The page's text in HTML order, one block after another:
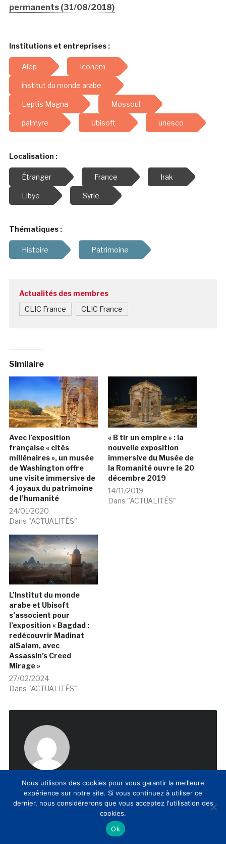
permanents (31/08/2018)
Institutions et entreprises :
Alep Iconem
institut du monde arabe
Leptis Magna Mossoul
palmyre Ubisoft unesco
Localisation :
Étranger France Irak
Libye Syrie
Thématiques :
Histoire Patrimoine
Actualités des membres
CLIC France CLIC France
Similaire
Avec l’exposition
française « cités
millénaires », un musée
de Washington offre
une visite immersive de
4 joyaux du patrimoine
de l’humanité
24/01/2020
Dans "ACTUALITÉS"
« B tir un empire » : la
nouvelle exposition
immersive du Musée de
la Romanité ouvre le 20
décembre 2019
14/11/2019
Dans "ACTUALITÉS"
L’Institut du monde
arabe et Ubisoft
s’associent pour
l’exposition « Bagdad :
redécouvrir Madinat
alSalam, avec
Assassin’s Creed
Mirage »
27/02/2024
Dans "ACTUALITÉS"
suzanne o
Nous utilisons des cookies pour vous garantir la meilleure
expérience sur notre site. Si vous continuez à utiliser ce
dernier, nous considérerons que vous acceptez l'utilisation des
cookies.
Ok